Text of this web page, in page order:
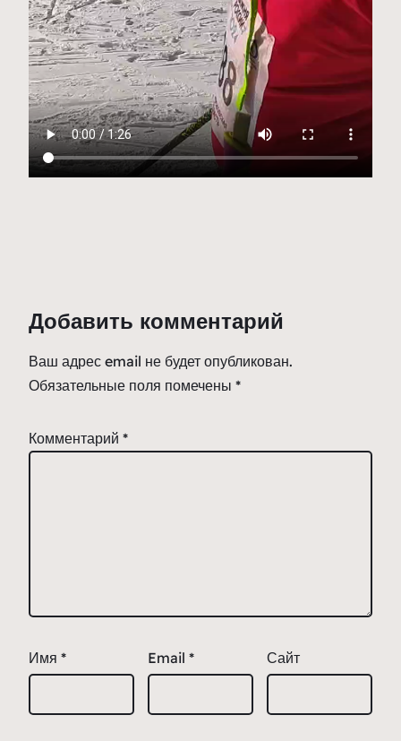
Добавить комментарий
Ваш адрес email не будет опубликован.
Обязательные поля помечены *
Комментарий *
Имя * Email * Сайт